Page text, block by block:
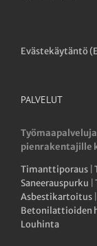
Evästekäytäntö
PALVELUT
pienrakentajille
Timanttiporaus
Saneerauspurku
Asbestikartoitus
Betonilattioiden
Louhinta